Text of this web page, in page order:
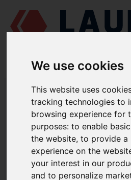
We use cookies
This website uses
tracking technologies to
browsing experience for
purposes:to enable
the website,to provide a
experience on the
your interest in our
and to personalize
LAUDAT SUPPLY/СУДНОВІ ДВИГУНИ/
ПРОКЛАДКА Г60-130016-2
LAUDAT SUPPLY
РУМО
6 ЧРН 36/45 - Г60
ГРУПА: БЛОК ДВИГУНА